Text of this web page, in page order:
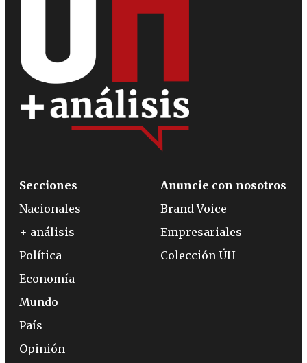
Secciones
Nacionales
+ análisis
Política
Economía
Mundo
País
Opinión
Anuncie con nosotros
Brand Voice
Empresariales
Colección ÚH